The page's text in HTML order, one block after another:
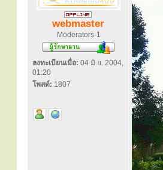
webmaster
Moderators-1
ลงทะเบียนเมื่อ: 04 มิ.ย. 2004,
01:20
โพสต์: 1807